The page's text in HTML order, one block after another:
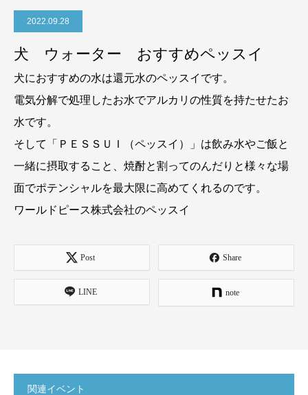
2022.09.28
犬 ウォーター おすすめペッスイ
犬におすすめの水は還元水のペッスイです。
電気分解で処理したお水でアルカリの性質を持たせたお
水です。
そして「ＰＥＳＳＵＩ（ペッスイ）」は飲み水やご飯と
一緒に摂取すること、焼酎と割ってのんだりと様々な場
面でポテンシャルを最大限に高めてくれるのです。
ワールドピース株式会社のペッスイ
Post Share
LINE note
関連イベント